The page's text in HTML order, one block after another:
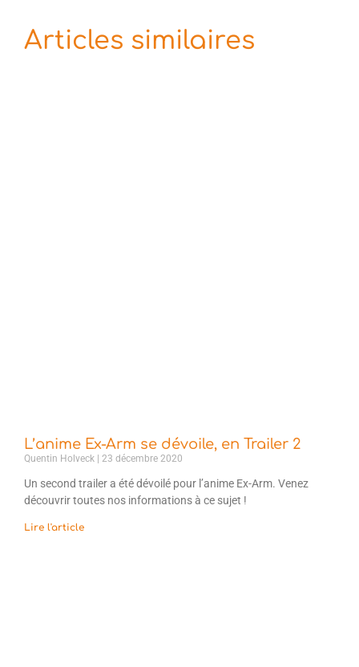
Articles similaires
L’anime Ex-Arm se dévoile, en Trailer 2
Quentin Holveck 23 décembre 2020
Un second trailer a été dévoilé pour l’anime Ex-Arm. Venez
découvrir toutes nos informations à ce sujet !
Lire l'article